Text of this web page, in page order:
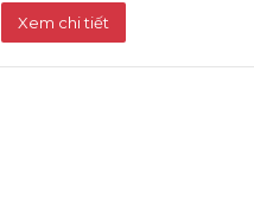
Xem chi tiết